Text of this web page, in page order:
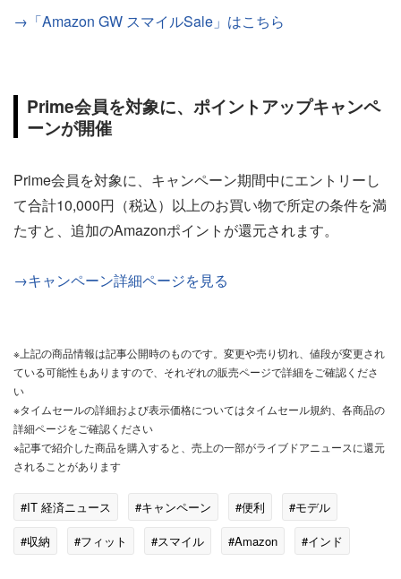
→「Amazon GW スマイルSale」はこちら
Prime会員を対象に、ポイントアップキャンペ
ーンが開催
Prime会員を対象に、キャンペーン期間中にエントリーし
て合計10,000円（税込）以上のお買い物で所定の条件を満
たすと、追加のAmazonポイントが還元されます。
→キャンペーン詳細ページを見る
※上記の商品情報は記事公開時のものです。変更や売り切れ、値段が変更され
ている可能性もありますので、それぞれの販売ページで詳細をご確認くださ
い
※タイムセールの詳細および表示価格についてはタイムセール規約、各商品の
詳細ページをご確認ください
※記事で紹介した商品を購入すると、売上の一部がライブドアニュースに還元
されることがあります
#IT 経済ニュース #キャンペーン #便利
#モデル
#収納
#フィット #スマイル #Amazon #インド